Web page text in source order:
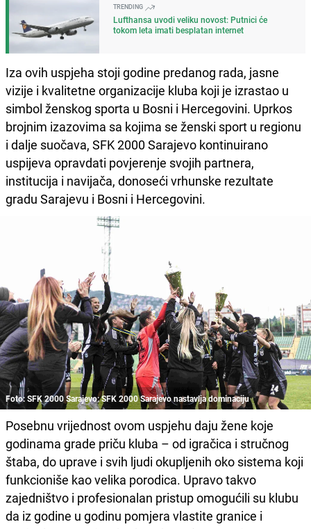
TRENDING
Lufthansa uvodi veliku novost: Putnici će
tokom leta imati besplatan internet
Iza ovih uspjeha stoji godine predanog rada, jasne
vizije i kvalitetne organizacije kluba koji je izrastao u
simbol ženskog sporta u Bosni i Hercegovini. Uprkos
brojnim izazovima sa kojima se ženski sport u regionu
i dalje suočava, SFK 2000 Sarajevo kontinuirano
uspijeva opravdati povjerenje svojih partnera,
institucija i navijača, donoseći vrhunske rezultate
gradu Sarajevu i Bosni i Hercegovini.
Foto: SFK 2000 Sarajevo: SFK 2000 Sarajevo nastavlja dominaciju
Posebnu vrijednost ovom uspjehu daju žene koje
godinama grade priču kluba – od igračica i stručnog
štaba, do uprave i svih ljudi okupljenih oko sistema koji
funkcioniše kao velika porodica. Upravo takvo
zajedništvo i profesionalan pristup omogućili su klubu
da iz godine u godinu pomjera vlastite granice i